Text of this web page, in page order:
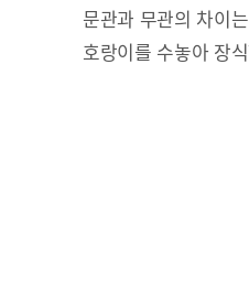
문관과 무관의 차이
호랑이를 수놓아 장